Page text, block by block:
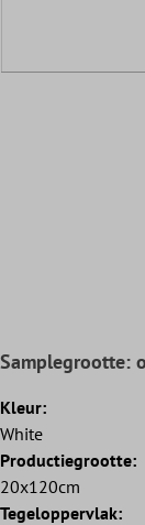
Samplegrootte:
Kleur:
White
Productiegrootte:
20x120cm
Tegeloppervlak: